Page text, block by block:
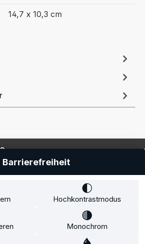
14,7 x 10,3 cm
Hochkontrastmodus
Monochrom
Barrierefreiheit